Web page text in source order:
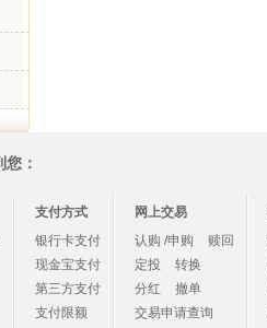
：
支付方式
银行卡支付
现金宝支付
第三方支付
支付限额
网上交易
认购 /申购
赎回
定投
转换
分红
撤单
交易申请查询